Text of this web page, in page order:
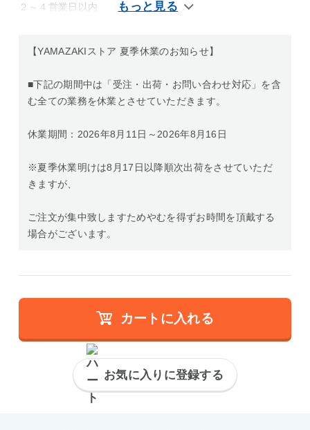
２～４営業日以内
【YAMAZAKIストア 夏季休業のお知らせ】
■下記の期間中は「受注・出荷・お問い合わせ対応」を含
む全ての業務を休業とさせていただきます。
休業期間：2026年8月11日～2026年8月16日
※夏季休業明けは8月17日以降順次出荷をさせていただ
きますが、
ご注文が集中致しますためやむを得ずお時間を頂戴する
場合がございます。
カートに入れる
お気に入りに登録する